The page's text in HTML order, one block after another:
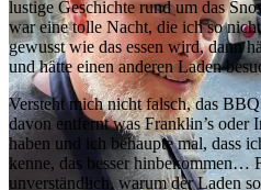
lustige Geschichte rund um das
war eine tolle Nacht, die ich so
gewusst wie das essen wird, dann
und hätte einen anderen Laden
Versteht mich nicht falsch, das
davon entfernt was Franklin’s oder
haben und ich behaupte mal, dass
kenne, das besser hinbekommen…
unverständlich, warum der Laden